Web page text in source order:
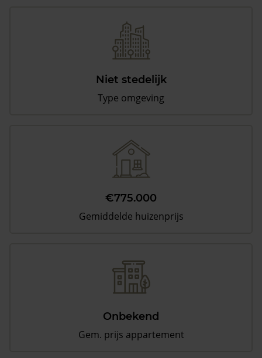
Niet stedelijk
Type omgeving
€775.000
Gemiddelde huizenprijs
Onbekend
Gem. prijs appartement